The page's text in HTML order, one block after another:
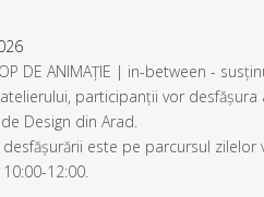
DE ANIMAȚIE | in-between -
participanții vor
Design din Arad.
este pe parcursul
12:00.